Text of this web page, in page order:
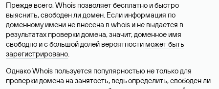
Прежде всего, Whois позволяет бесплатно и быстро
выяснить, свободен ли домен. Если информация по
доменному имени не внесена в whois и не выдается в
результатах проверки домена, значит, доменное имя
свободно и с большой долей вероятности может быть
зарегистрировано.
Однако Whois пользуется популярностью не только для
проверки домена на занятость, ведь определить, свободен ли